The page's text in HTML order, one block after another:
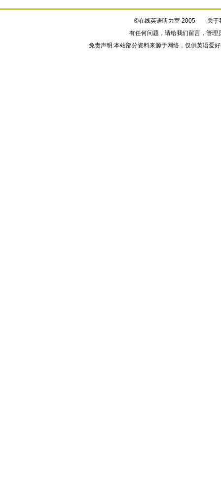
©在线英语听力室 2005 关于
有任何问题，请给我们留言，管理
免责声明:本站部分资料来源于网络，仅供英语爱